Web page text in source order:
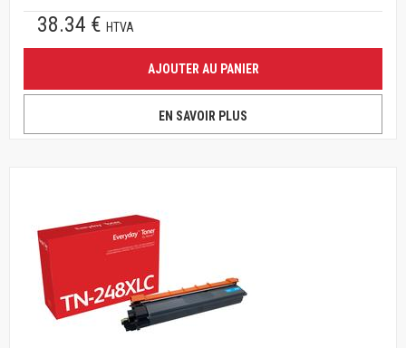
38.34 € HTVA
AJOUTER AU PANIER
EN SAVOIR PLUS